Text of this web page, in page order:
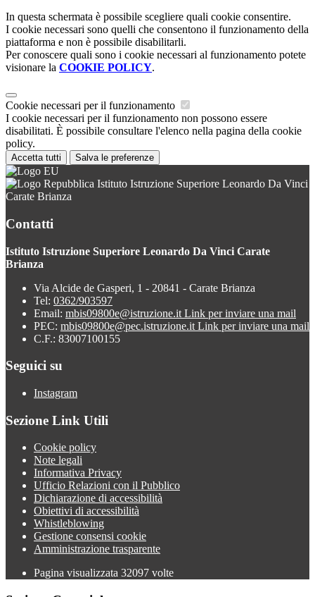
In questa schermata è possibile scegliere quali cookie consentire.
I cookie necessari sono quelli che consentono il funzionamento della
piattaforma e non è possibile disabilitarli.
Per conoscere quali sono i cookie necessari al funzionamento potete
visionare la COOKIE POLICY.
Cookie necessari per il funzionamento
I cookie necessari per il funzionamento non possono essere
disabilitati. È possibile consultare l'elenco nella pagina della cookie
policy.
Accetta tutti Salva le preferenze
Istituto Istruzione Superiore Leonardo Da Vinci
Carate Brianza
Contatti
Istituto Istruzione Superiore Leonardo Da Vinci Carate
Brianza
Via Alcide de Gasperi, 1 - 20841 - Carate Brianza
Tel: 0362/903597
Email: mbis09800e@istruzione.it Link per inviare una mail
PEC: mbis09800e@pec.istruzione.it Link per inviare una mail
C.F.: 83007100155
Seguici su
Instagram
Sezione Link Utili
Cookie policy
Note legali
Informativa Privacy
Ufficio Relazioni con il Pubblico
Dichiarazione di accessibilità
Obiettivi di accessibilità
Whistleblowing
Gestione consensi cookie
Amministrazione trasparente
Pagina visualizzata 32097 volte